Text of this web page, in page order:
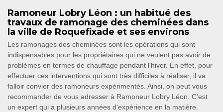
Ramoneur Lobry Léon : un habitué des
travaux de ramonage des cheminées dans
la ville de Roquefixade et ses environs
Les ramonages des cheminées sont les opérations qui sont
indispensables pour les propriétaires qui ne veulent pas avoir de
problèmes en termes de chauffage pendant l'hiver. En effet, pour
effectuer ces interventions qui sont très difficiles à réaliser, il va
falloir convier des ramoneurs expérimentés. Ainsi, on peut vous
recommander de vous adresser à Ramoneur Lobry Léon. C'est
un expert qui a plusieurs années d'expérience en la matière.